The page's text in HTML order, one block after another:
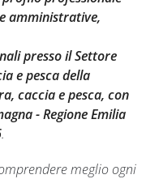
amministrative,
presso il Settore
e pesca della
caccia e pesca, con
- Regione Emilia
.
meglio ogni